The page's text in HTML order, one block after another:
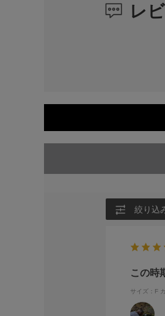
レ
絞り込
この時
サイズ：F